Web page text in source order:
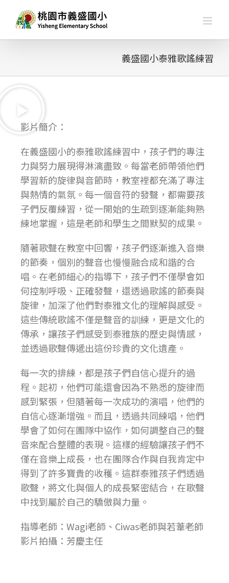
義盛國小泰雅歌謠練習
影片簡介：
在義盛國小的泰雅歌謠練習中，孩子們的專注
力與努力展現得淋漓盡致。每當老師帶領他們
學習新的旋律與音節時，教室裡都充滿了專注
與熱情的氣氛。每一個音符的發聲，都需要孩
子們反覆練習，從一開始的生疏到逐漸能夠熟
練地掌握，這是老師和學生之間默契的成果。
隨著歌聲在教室中回響，孩子們逐漸進入音樂
的節奏，個別的聲音也慢慢融合成和諧的合
唱。在老師細心的指導下，孩子們不僅學會如
何控制呼吸、正確發聲，還透過歌謠的節奏與
旋律，加深了他們對泰雅文化的理解與感受。
這些傳統歌謠不僅是聲音的訓練，更是文化的
傳承，讓孩子們感受到泰雅族的歷史與情感，
並透過歌聲傳遞出這份珍貴的文化遺產。
每一次的排練，都是孩子們自信心提升的過
程。起初，他們可能還會因為不熟悉的旋律而
感到緊張，但隨著每一次成功的演唱，他們的
自信心逐漸增強。而且，透過共同練唱，他們
學會了如何在團隊中協作，如何調整自己的聲
音來配合整體的表現。這樣的經驗讓孩子們不
僅在音樂上成長，也在團隊合作與自我肯定中
得到了許多寶貴的收穫。這群泰雅孩子們透過
歌聲，將文化與個人的成長緊密結合，在歌聲
中找到屬於自己的驕傲與力量。
指導老師：Wagi老師、Ciwas老師與若葦老師
影片拍攝：芳慶主任